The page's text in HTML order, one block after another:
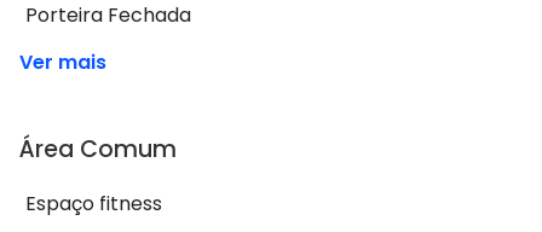
Porteira Fechada
Ver mais
Área Comum
Espaço fitness